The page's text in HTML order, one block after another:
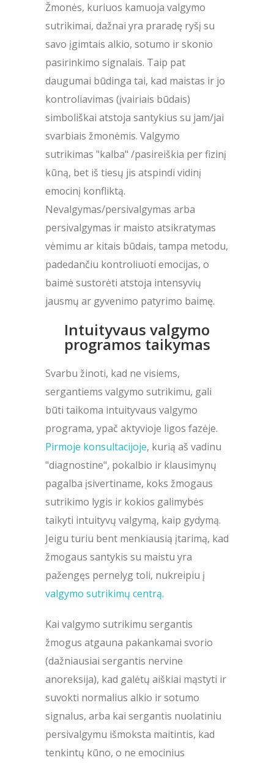
Žmonės, kuriuos kamuoja valgymo
sutrikimai, dažnai yra praradę ryšį su
savo įgimtais alkio, sotumo ir skonio
pasirinkimo signalais. Taip pat
daugumai būdinga tai, kad maistas ir jo
kontroliavimas (įvairiais būdais)
simboliškai atstoja santykius su jam/jai
svarbiais žmonėmis. Valgymo
sutrikimas "kalba" /pasireiškia per fizinį
kūną, bet iš tiesų jis atspindi vidinį
emocinį konfliktą.
Nevalgymas/persivalgymas arba
persivalgymas ir maisto atsikratymas
vėmimu ar kitais būdais, tampa metodu,
padedančiu kontroliuoti emocijas, o
baimė sustorėti atstoja intensyvių
jausmų ar gyvenimo patyrimo baimę.
Intuityvaus valgymo
programos taikymas
Svarbu žinoti, kad ne visiems,
sergantiems valgymo sutrikimu, gali
būti taikoma intuityvaus valgymo
programa, ypač aktyvioje ligos fazėje.
Pirmoje konsultacijoje, kurią aš vadinu
"diagnostine", pokalbio ir klausimynų
pagalba įsivertiname, koks žmogaus
sutrikimo lygis ir kokios galimybės
taikyti intuityvų valgymą, kaip gydymą.
Jeigu turiu bent menkiausią įtarimą, kad
žmogaus santykis su maistu yra
pažengęs pernelyg toli, nukreipiu į
valgymo sutrikimų centrą.
Kai valgymo sutrikimu sergantis
žmogus atgauna pakankamai svorio
(dažniausiai sergantis nervine
anoreksija), kad galėtų aiškiai mąstyti ir
suvokti normalius alkio ir sotumo
signalus, arba kai sergantis nuolatiniu
persivalgymu išmoksta maitintis, kad
tenkintų kūno, o ne emocinius